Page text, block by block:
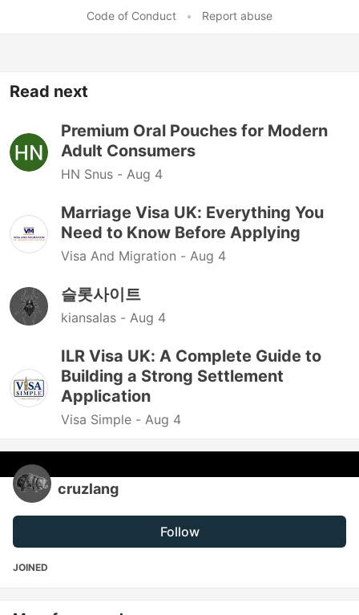
Code of Conduct • Report abuse
Read next
Premium Oral Pouches for Modern
Adult Consumers
HN Snus - Aug 4
Marriage Visa UK: Everything You
Need to Know Before Applying
Visa And Migration - Aug 4
슬롯사이트
kiansalas - Aug 4
ILR Visa UK: A Complete Guide to
Building a Strong Settlement
Application
Visa Simple - Aug 4
cruzlang
Follow
JOINED